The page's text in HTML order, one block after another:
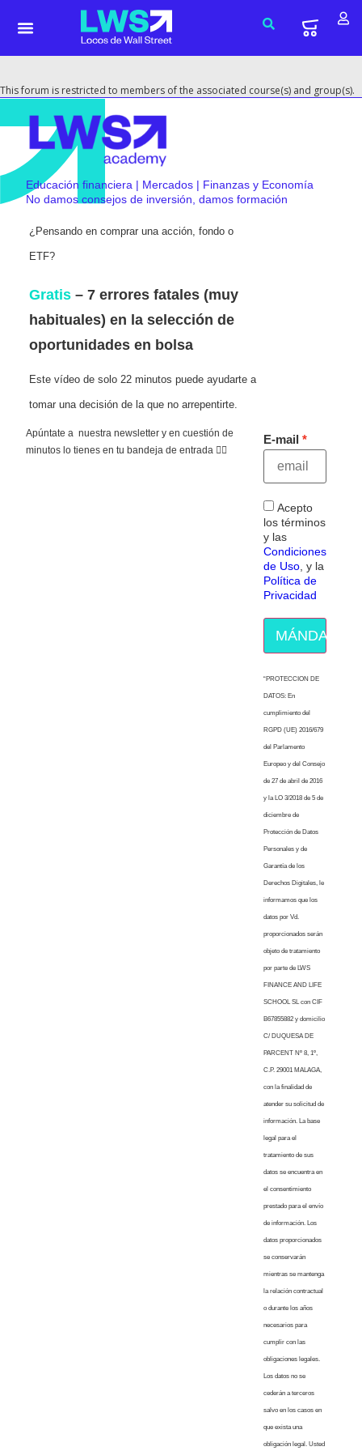
This forum is restricted to members of the associated course(s) and group(s).
Educación financiera | Mercados | Finanzas y Economía
No damos consejos de inversión, damos formación
¿Pensando en comprar una acción, fondo o
ETF?
Gratis – 7 errores fatales (muy
habituales) en la selección de
oportunidades en bolsa
Este vídeo de solo 22 minutos puede ayudarte a
tomar una decisión de la que no arrepentirte.
Apúntate a nuestra newsletter y en cuestión de
minutos lo tienes en tu bandeja de entrada 👇🏻
E-mail
Acepto
los términos
y las
Condiciones
de Uso, y la
Política de
Privacidad
MÁNDAME
“PROTECCION DE
DATOS: En
cumplimiento del
RGPD (UE) 2016/679
del Parlamento
Europeo y del Consejo
de 27 de abril de 2016
y la LO 3/2018 de 5 de
diciembre de
Protección de Datos
Personales y de
Garantía de los
Derechos Digitales, le
informamos que los
datos por Vd.
proporcionados serán
objeto de tratamiento
por parte de LWS
FINANCE AND LIFE
SCHOOL SL con CIF
B67855882 y domicilio
C/ DUQUESA DE
PARCENT Nº 8, 1º,
C.P. 29001 MALAGA,
con la finalidad de
atender su solicitud de
información. La base
legal para el
tratamiento de sus
datos se encuentra en
el consentimiento
prestado para el envío
de información. Los
datos proporcionados
se conservarán
mientras se mantenga
la relación contractual
o durante los años
necesarios para
cumplir con las
obligaciones legales.
Los datos no se
cederán a terceros
salvo en los casos en
que exista una
obligación legal. Usted